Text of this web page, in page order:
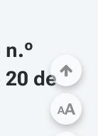
20 de
AA